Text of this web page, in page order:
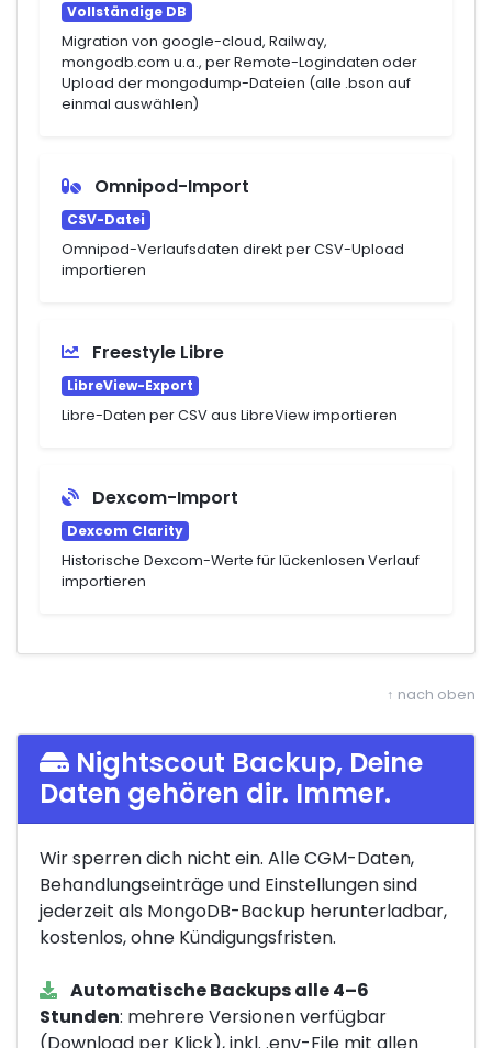
Vollständige DB
Migration von google-cloud, Railway,
mongodb.com u.a., per Remote-Logindaten oder
Upload der mongodump-Dateien (alle .bson auf
einmal auswählen)
Omnipod-Import
CSV-Datei
Omnipod-Verlaufsdaten direkt per CSV-Upload
importieren
Freestyle Libre
LibreView-Export
Libre-Daten per CSV aus LibreView importieren
Dexcom-Import
Dexcom Clarity
Historische Dexcom-Werte für lückenlosen Verlauf
importieren
↑ nach oben
Nightscout Backup, Deine
Daten gehören dir. Immer.
Wir sperren dich nicht ein. Alle CGM-Daten,
Behandlungseinträge und Einstellungen sind
jederzeit als MongoDB-Backup herunterladbar,
kostenlos, ohne Kündigungsfristen.
Automatische Backups alle 4–6
Stunden: mehrere Versionen verfügbar
(Download per Klick), inkl. .env-File mit allen